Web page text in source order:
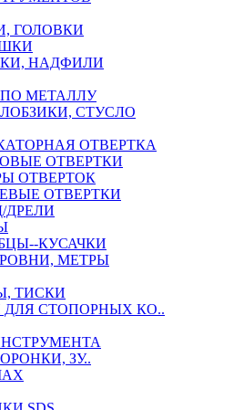
ГОЛОВКИ
НАДФИЛИ
МЕТАЛЛУ
СТУСЛО
ОТВЕРТКА
ОТВЕРТКИ
ОТВЕРТОК
ОТВЕРТКИ
ДРЕЛИ
КУСАЧКИ
МЕТРЫ
ТИСКИ
СТОПОРНЫХ КО..
ЗУ..